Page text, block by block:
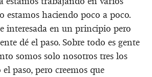
estamos haciendo poco a poco.
interesada en un principio pero
dé el paso. Sobre todo es gente
somos solo nosotros tres los
paso, pero creemos que